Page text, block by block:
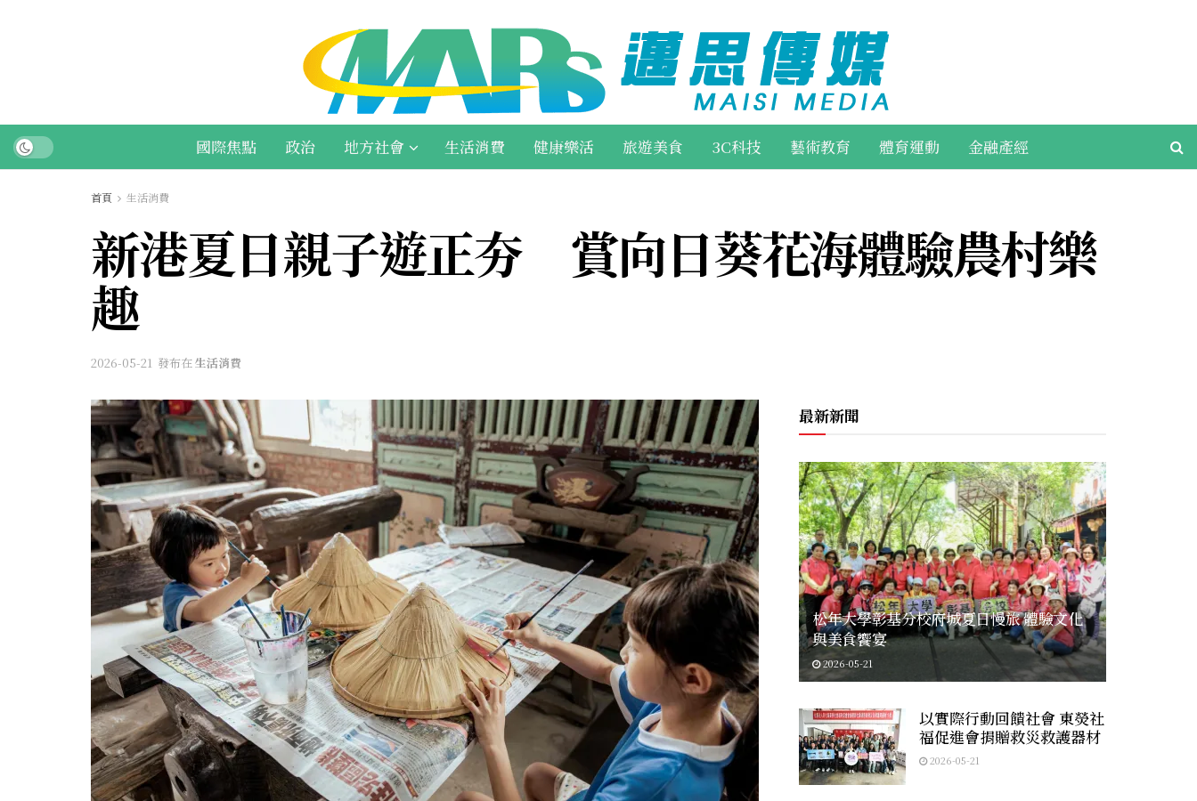
國際焦點 政治 地方社會 生活消費 健康樂活 旅遊美食 3C科技 藝術教育 體育運動 金融產經
首頁 生活消費
新港夏日親子遊正夯 賞向日葵花海體驗農村樂
趣
2026-05-21 發布在生活消費
最新新聞
松年大學彰基分校府城夏日慢旅 體驗文化
與美食饗宴
2026-05-21
以實際行動回饋社會 東熒社
福促進會捐贈救災救護器材
2026-05-21